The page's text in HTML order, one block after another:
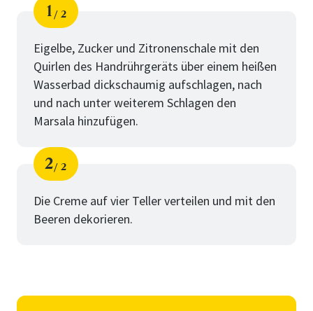
Schritt
1
von
2
Eigelbe, Zucker und Zitronenschale mit den
Quirlen des Handrührgeräts über einem heißen
Wasserbad dickschaumig aufschlagen, nach
und nach unter weiterem Schlagen den
Marsala hinzufügen.
Schritt
2
von
2
Die Creme auf vier Teller verteilen und mit den
Beeren dekorieren.